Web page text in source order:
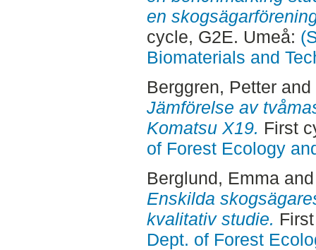
en
cycle, G2E. Umeå:
Biomaterials and
Berggren, Petterand
Jämförelse av
Komatsu X19. First
of Forest Ecology
Berglund, Emma
Enskilda
kvalitativ studie.
Dept. of Forest